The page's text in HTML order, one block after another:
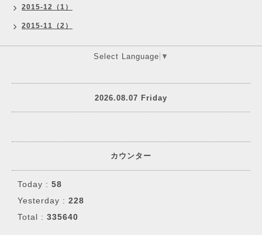
2015-12（1）
2015-11（2）
Select Language ▼
2026.08.07 Friday
カウンター
Today : 58
Yesterday : 228
Total : 335640